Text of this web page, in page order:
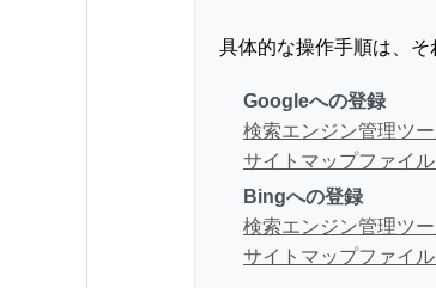
具体的な操作手順は、そ
Googleへの登録
検索エンジン管理ツ
サイトマップファイ
Bingへの登録
検索エンジン管理ツ
サイトマップファイ